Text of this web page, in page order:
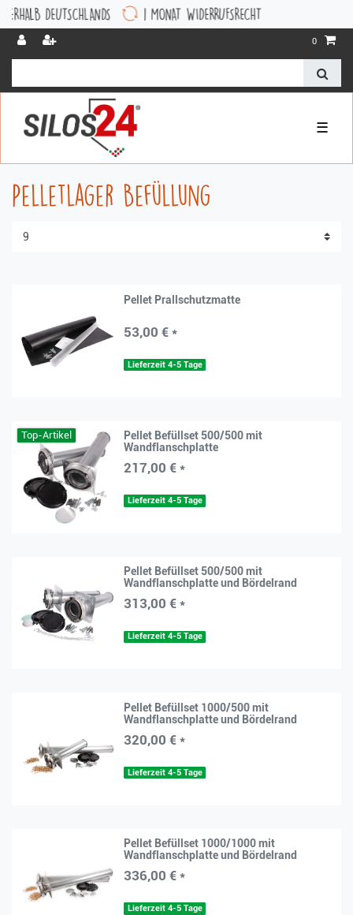
DEUTSCHLANDS 1 MONAT WIDERRUFSRECHT
0
☰
Pelletlager Befüllung
Pellet Prallschutzmatte
53,00 € *
Lieferzeit 4-5 Tage
Top-Artikel
Pellet Befüllset 500/500 mit
Wandflanschplatte
217,00 € *
Lieferzeit 4-5 Tage
Pellet Befüllset 500/500 mit
Wandflanschplatte und Bördelrand
313,00 € *
Lieferzeit 4-5 Tage
Pellet Befüllset 1000/500 mit
Wandflanschplatte und Bördelrand
320,00 € *
Lieferzeit 4-5 Tage
Pellet Befüllset 1000/1000 mit
Wandflanschplatte und Bördelrand
336,00 € *
Lieferzeit 4-5 Tage